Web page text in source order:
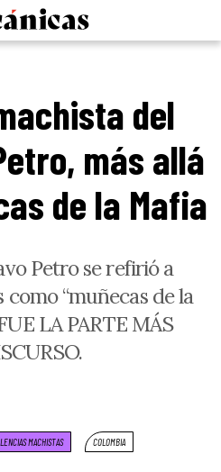
del
más allá
de la Mafia
Petro se refirió a
“muñecas de la
LA PARTE MÁS
MACHISTAS
COLOMBIA